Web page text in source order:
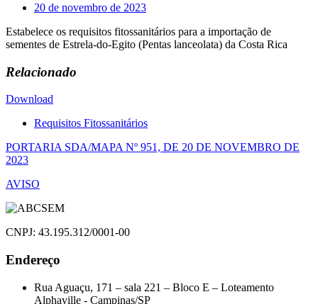
20 de novembro de 2023
Estabelece os requisitos fitossanitários para a importação de
sementes de Estrela-do-Egito (Pentas lanceolata) da Costa Rica
Relacionado
Download
Requisitos Fitossanitários
Navegação
de
Post
PORTARIA SDA/MAPA Nº 951, DE 20 DE NOVEMBRO DE
2023
AVISO
CNPJ: 43.195.312/0001-00
Endereço
Rua Aguaçu, 171 – sala 221 – Bloco E – Loteamento
Alphaville - Campinas/SP